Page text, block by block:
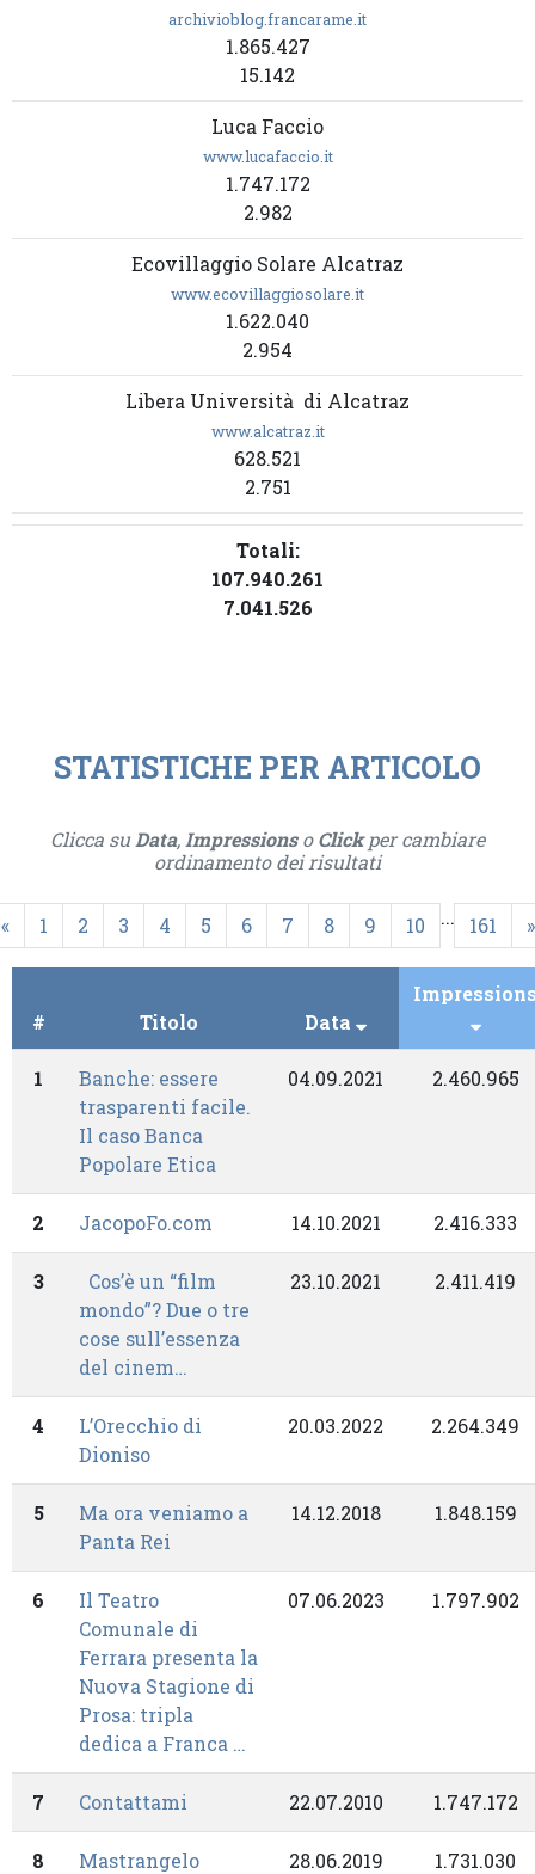
archivioblog.francarame.it
1.865.427
15.142
Luca Faccio
www.lucafaccio.it
1.747.172
2.982
Ecovillaggio Solare Alcatraz
www.ecovillaggiosolare.it
1.622.040
2.954
Libera Università di Alcatraz
www.alcatraz.it
628.521
2.751
Totali:
107.940.261
7.041.526
STATISTICHE PER ARTICOLO
Clicca su Data, ImpressionsoClickper cambiare
ordinamento dei risultati
« 1 2 3 4 5 6 7 8 9 10 ... 161 »
# Titolo Data
1
Banche: essere
trasparenti facile.
Il caso Banca
Popolare Etica
04.09.2021 2.460.965
2 JacopoFo.com 14.10.2021 2.416.333
3
Cos’è un “film
mondo”? Due o tre
cose sull’essenza
del cinem…
23.10.2021 2.411.419
4
L’Orecchio di
Dioniso
20.03.2022 2.264.349
5
Ma ora veniamo a
Panta Rei
14.12.2018 1.848.159
6
Il Teatro
Comunale di
Ferrara presenta la
Nuova Stagione di
Prosa: tripla
dedica a Franca …
07.06.2023 1.797.902
7 Contattami 22.07.2010 1.747.172
8
Mastrangelo
28.06.2019 1.731.030